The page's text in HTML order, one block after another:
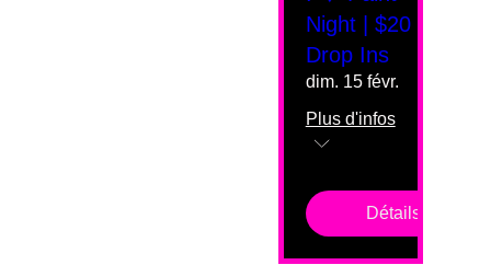
Night | $20
Drop Ins
dim. 15 févr.
Plus d'infos
Détails